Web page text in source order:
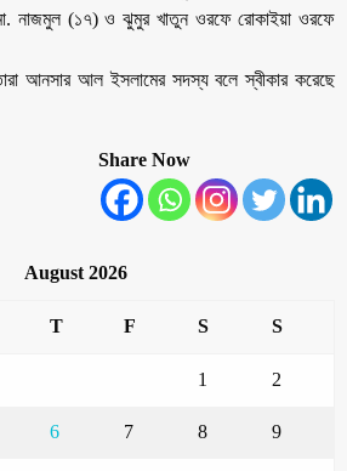
নাজমুল (১৭) ও ঝুমুর খাতুন ওরফে রোকাইয়া ওরফে
তারা আনসার আল ইসলামের সদস্য বলে স্বীকার করেছে
Share Now
August 2026
T F S S
1 2
6 7 8 9